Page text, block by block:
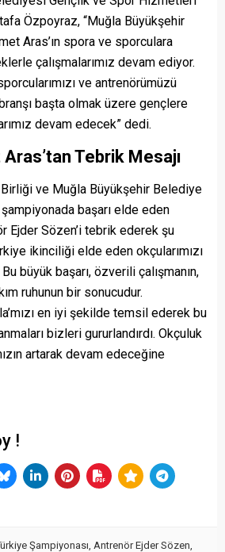
Özpoyraz, “Muğla Büyükşehir
Aras’ın spora ve sporculara
çalışmalarımız devam ediyor.
ve antrenörümüzü
başta olmak üzere gençlere
devam edecek” dedi.
Tebrik Mesajı
Birliği ve Muğla Büyükşehir Belediye
başarı elde eden
Ejder Sözen’i tebrik ederek şu
ikinciliği elde eden okçularımızı
büyük başarı, özverili çalışmanın,
ruhunun bir sonucudur.
en iyi şekilde temsil ederek bu
bizleri gururlandırdı. Okçuluk
artarak devam edeceğine
!
Şampiyonası, Antrenör Ejder Sözen,